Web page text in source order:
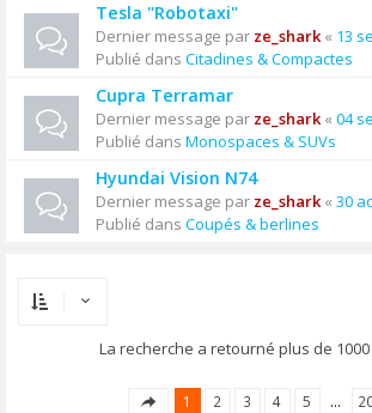
Tesla "Robotaxi"
Dernier message par ze_shark« 13
Publié dans Citadines & Compactes
Cupra Terramar
Dernier message par ze_shark« 04
Publié dans Monospaces & SUVs
Hyundai Vision N74
Dernier message par ze_shark« 30
Publié dans Coupés & berlines
La recherche a retourné plus de
1 2 3 4 5 …